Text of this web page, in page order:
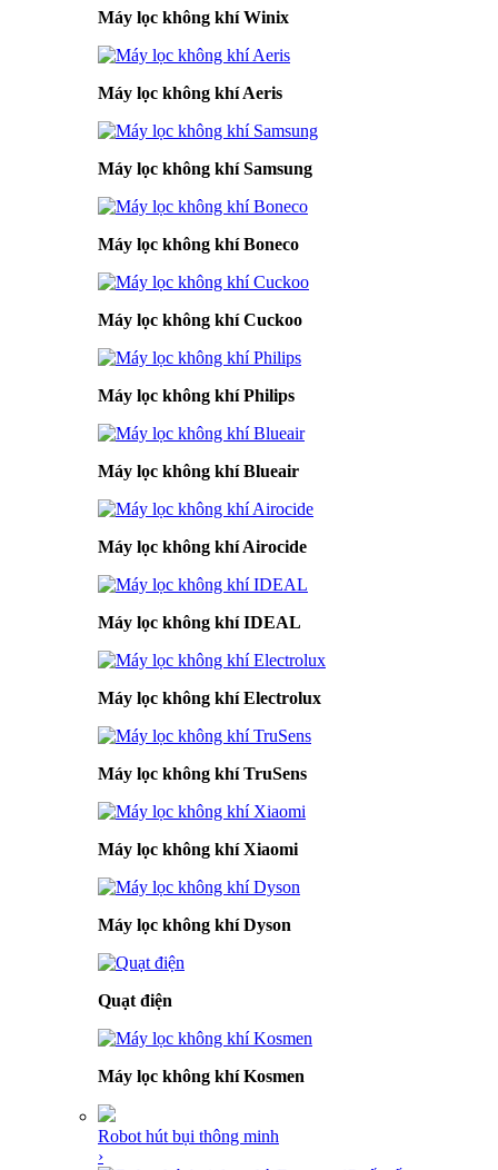
Máy lọc không khí Winix
Máy lọc không khí Aeris
Máy lọc không khí Samsung
Máy lọc không khí Boneco
Máy lọc không khí Cuckoo
Máy lọc không khí Philips
Máy lọc không khí Blueair
Máy lọc không khí Airocide
Máy lọc không khí IDEAL
Máy lọc không khí Electrolux
Máy lọc không khí TruSens
Máy lọc không khí Xiaomi
Máy lọc không khí Dyson
Quạt điện
Máy lọc không khí Kosmen
Robot hút bụi thông minh
›